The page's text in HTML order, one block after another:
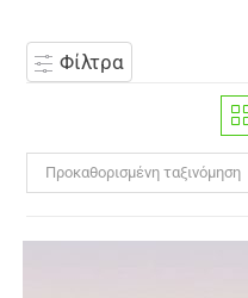
Φίλτρα
Προκαθορισμένη ταξινόμηση